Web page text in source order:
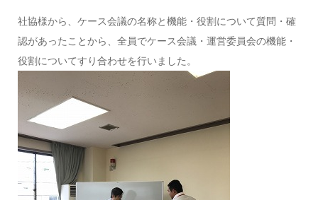
社協様から、ケース会議の名称と機能・役割について質問・確
認があったことから、全員でケース会議・運営委員会の機能・
役割についてすり合わせを行いました。